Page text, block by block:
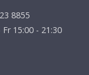
8855
15:00 - 21:30